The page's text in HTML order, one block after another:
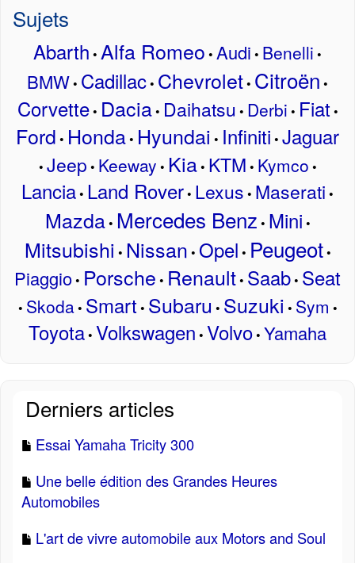
Sujets
Abarth • Alfa Romeo • Audi • Benelli •
BMW• Cadillac• Chevrolet• Citroën •
Corvette• Dacia• Daihatsu • Derbi • Fiat •
Ford • Honda• Hyundai • Infiniti • Jaguar
• Jeep • Keeway • Kia• KTM • Kymco •
Lancia• Land Rover• Lexus • Maserati •
Mazda• Mercedes Benz • Mini •
Mitsubishi • Nissan • Opel • Peugeot•
Piaggio• Porsche • Renault• Saab• Seat
• Skoda• Smart • Subaru • Suzuki • Sym •
Toyota• Volkswagen • Volvo• Yamaha
Derniers articles
Essai Yamaha Tricity 300
Une belle édition des Grandes Heures
Automobiles
L'art de vivre automobile aux Motors and Soul